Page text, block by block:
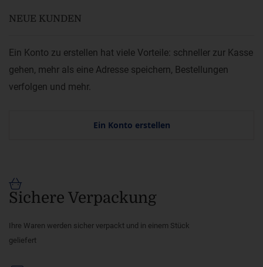
NEUE KUNDEN
Ein Konto zu erstellen hat viele Vorteile: schneller zur Kasse
gehen, mehr als eine Adresse speichern, Bestellungen
verfolgen und mehr.
Ein Konto erstellen
Sichere Verpackung
Ihre Waren werden sicher verpackt und in einem Stück
geliefert